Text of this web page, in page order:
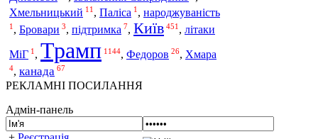
Хмельницький 11 , Паліса 1 , народжуваність
1 , Бровари 3, підтримка 7, Київ 451 , літаки
МіГ 1 , Трамп 1144, Федоров 26, Хмара
4, канада 67
РЕКЛАМНІ ПОСИЛАННЯ
Адмін-панель